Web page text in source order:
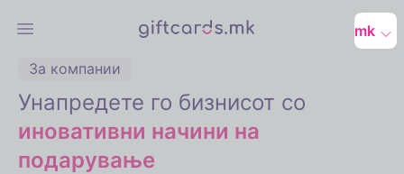
Open main menu mk
За компании
Унапредете го бизнисот со
иновативни начини на
подарување